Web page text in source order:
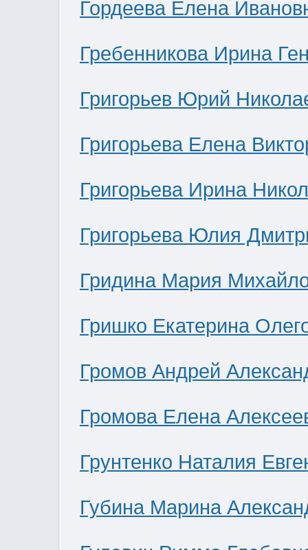
Гордеева Елена
Гребенникова Ирина
Григорьев Юрий
Григорьева Елена
Григорьева Ирина
Григорьева Юлия
Гридина Мария
Гришко Екатерина
Громов Андрей
Громова Елена
Грунтенко Наталия
Губина Марина